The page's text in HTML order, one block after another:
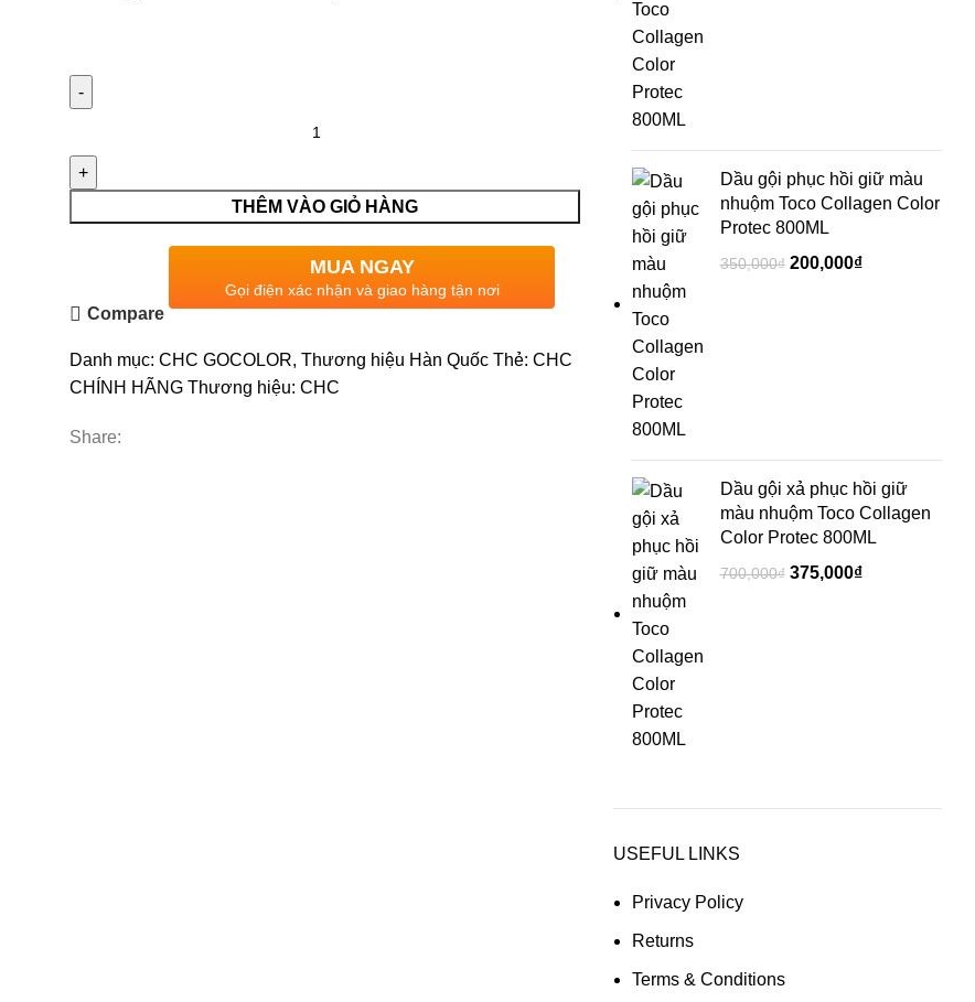
THÊM VÀO GIỎ HÀNG
Compare
MUA NGAY
Gọi điện xác nhận và giao hàng tận nơi
Danh mục: CHC GOCOLOR, Thương hiệu Hàn Quốc Thẻ: CHC
CHÍNH HÃNG Thương hiệu: CHC
Share:
Dầu gội phục hồi giữ màu
nhuộm Toco Collagen Color
Protec 800ML
350,000₫ 200,000₫
Dầu gội xả phục hồi giữ
màu nhuộm Toco Collagen
Color Protec 800ML
700,000₫ 375,000₫
USEFUL LINKS
Privacy Policy
Returns
Terms & Conditions